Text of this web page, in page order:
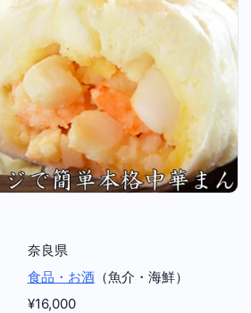
奈良県
食品・お酒（魚介・海鮮）
¥16,000